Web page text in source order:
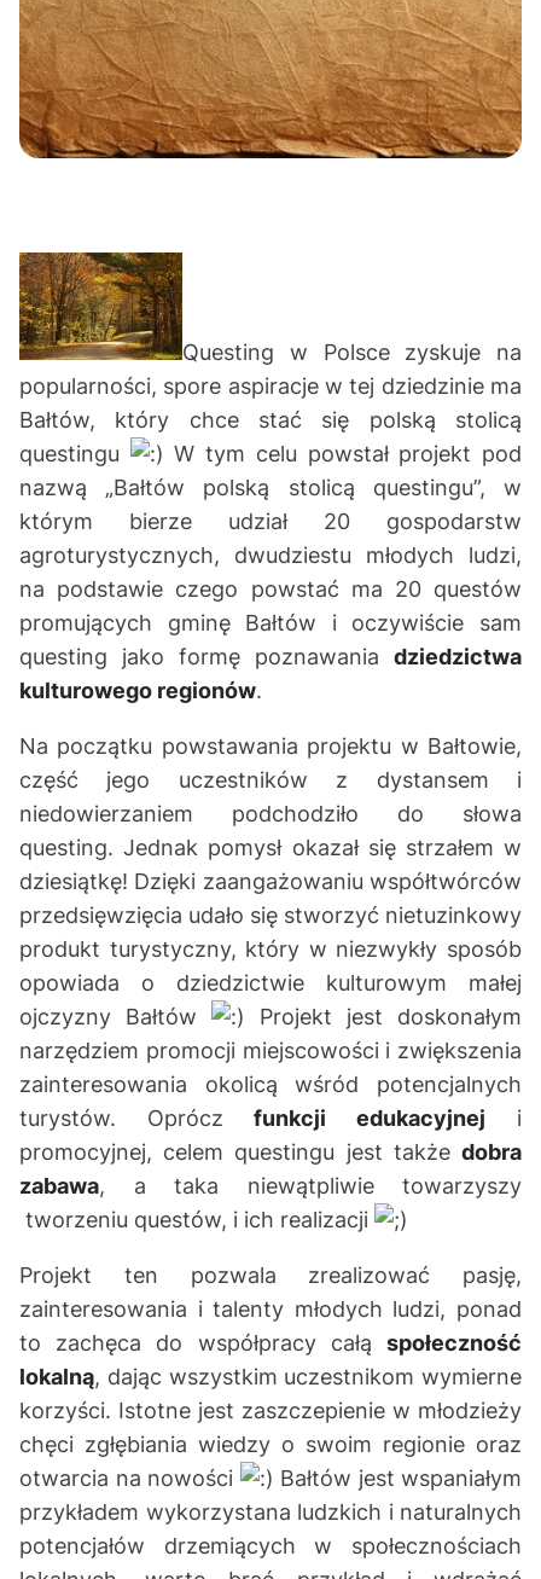
Questing w Polsce zyskuje na
popularności, spore aspiracje w tej dziedzinie ma
Bałtów, który chce stać się polską stolicą
questingu
W tym celu powstał projekt pod
nazwą „Bałtów polską stolicą questingu”, w
którym bierze udział 20 gospodarstw
agroturystycznych, dwudziestu młodych ludzi,
na podstawie czego powstać ma 20 questów
promujących gminę Bałtów i oczywiście sam
questing jako formę poznawania dziedzictwa
kulturowego regionów.
Na początku powstawania projektu w Bałtowie,
część jego uczestników z dystansem i
niedowierzaniem podchodziło do słowa
questing. Jednak pomysł okazał się strzałem w
dziesiątkę! Dzięki zaangażowaniu współtwórców
przedsięwzięcia udało się stworzyć nietuzinkowy
produkt turystyczny, który w niezwykły sposób
opowiada o dziedzictwie kulturowym małej
ojczyzny Bałtów
Projekt jest doskonałym
narzędziem promocji miejscowości i zwiększenia
zainteresowania okolicą wśród potencjalnych
turystów. Oprócz funkcji edukacyjnej i
promocyjnej, celem questingu jest także dobra
zabawa, a taka niewątpliwie towarzyszy
tworzeniu questów, i ich realizacji
Projekt ten pozwala zrealizować pasję,
zainteresowania i talenty młodych ludzi, ponad
to zachęca do współpracy całą społeczność
lokalną, dając wszystkim uczestnikom wymierne
korzyści. Istotne jest zaszczepienie w młodzieży
chęci zgłębiania wiedzy o swoim regionie oraz
otwarcia na nowości
Bałtów jest wspaniałym
przykładem wykorzystana ludzkich i naturalnych
potencjałów drzemiących w społecznościach